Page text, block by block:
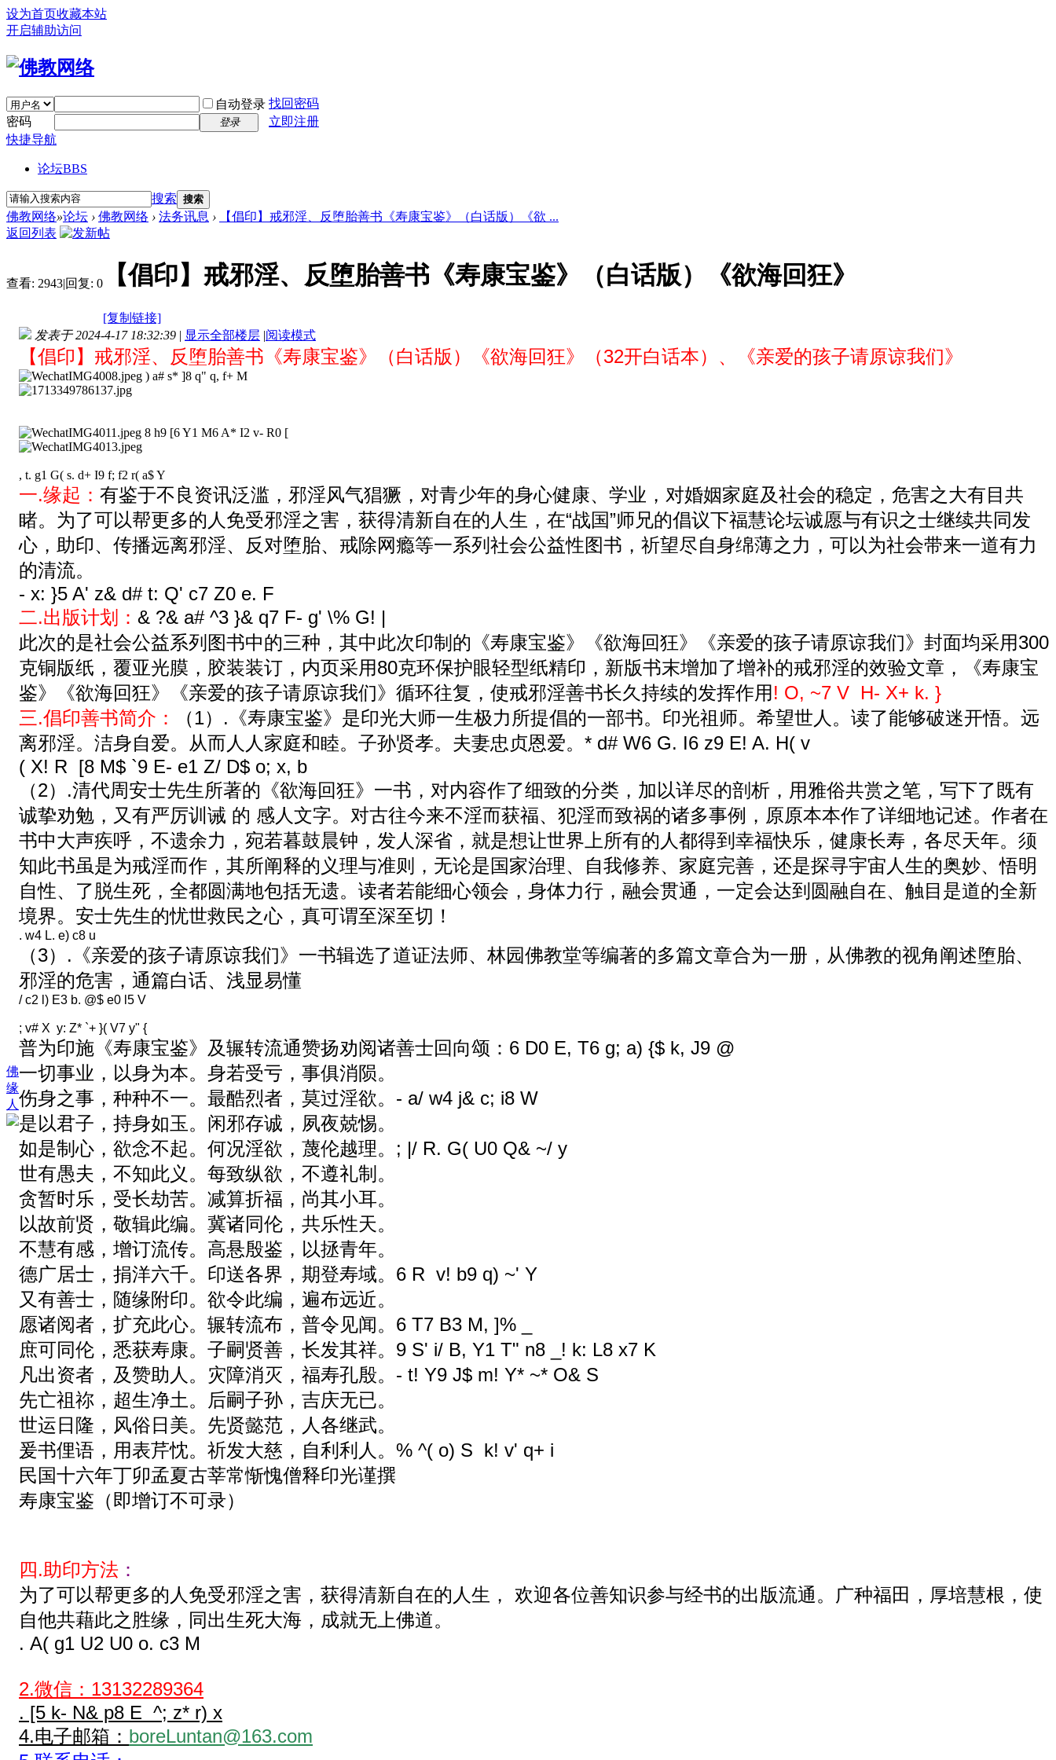
设为首页收藏本站
开启辅助访问
自动登录 找回密码
密码
登录
立即注册
快捷导航
论坛BBS
搜索 搜索
佛教网络»论坛 › 佛教网络 › 法务讯息 ›
【倡印】戒邪淫、反堕胎善书《寿康宝鉴》（白话版）《欲 ...
返回列表
查看: 2943|回复: 0 【倡印】戒邪淫、反堕胎善书《寿康宝鉴》（白话版）《欲海回狂》
[复制链接]
佛
缘
人
发表于 2024-4-17 18:32:39 | 显示全部楼层 |阅读模式
【倡印】戒邪淫、反堕胎善书《寿康宝鉴》（白话版）《欲海回狂》（32开白话本）、《亲爱的孩子请原谅我们》
) a# s* ]8 q" q, f+ M
8 h9 [6 Y1 M6 A* I2 v- R0 [
, t. g1 G( s. d+ I9 f; f2 r( a$ Y
一.缘起： 有鉴于不良资讯泛滥，邪淫风气猖獗，对青少年的身心健康、学业，对婚姻家庭及社会的稳定，危害之大有目共
睹。为了可以帮更多的人免受邪淫之害，获得清新自在的人生，在“战国”师兄的倡议下福慧论坛诚愿与有识之士继续共同发
心，助印、传播远离邪淫、反对堕胎、戒除网瘾等一系列社会公益性图书，祈望尽自身绵薄之力，可以为社会带来一道有力
的清流。
- x: }5 A' z& d# t: Q' c7 Z0 e. F
二.出版计划： & ?& a# ^3 }& q7 F- g' \% G! |
此次的是社会公益系列图书中的三种，其中此次印制的《寿康宝鉴》《欲海回狂》《亲爱的孩子请原谅我们》封面均采用300
克铜版纸，覆亚光膜，胶装装订，内页采用80克环保护眼轻型纸精印，新版书末增加了增补的戒邪淫的效验文章，《寿康宝
鉴》《欲海回狂》《亲爱的孩子请原谅我们》循环往复，使戒邪淫善书长久持续的发挥作用! O, ~7 V H- X+ k. }
三.倡印善书简介：
（1）.《寿康宝鉴》是印光大师一生极力所提倡的一部书。印光祖师。希望世人。读了能够破迷开悟。远
离邪淫。洁身自爱。从而人人家庭和睦。子孙贤孝。夫妻忠贞恩爱。 * d# W6 G. I6 z9 E! A. H( v
( X! R [8 M$ `9 E- e1 Z/ D$ o; x, b
（2）.清代周安士先生所著的《欲海回狂》一书，对内容作了细致的分类，加以详尽的剖析，用雅俗共赏之笔，写下了既有
诚挚劝勉，又有严厉训诫 的 感人文字。对古往今来不淫而获福、犯淫而致祸的诸多事例，原原本本作了详细地记述。作者在
书中大声疾呼，不遗余力，宛若暮鼓晨钟，发人深省，就是想让世界上所有的人都得到幸福快乐，健康长寿，各尽天年。须
知此书虽是为戒淫而作，其所阐释的义理与准则，无论是国家治理、自我修养、家庭完善，还是探寻宇宙人生的奥妙、悟明
自性、了脱生死，全都圆满地包括无遗。读者若能细心领会，身体力行，融会贯通，一定会达到圆融自在、触目是道的全新
境界。安士先生的忧世救民之心，真可谓至深至切！
. w4 L. e) c8 u
（3）.《亲爱的孩子请原谅我们》一书辑选了道证法师、林园佛教堂等编著的多篇文章合为一册，从佛教的视角阐述堕胎、
邪淫的危害，通篇白话、浅显易懂
/ c2 l) E3 b. @$ e0 l5 V
; v# X y: Z* `+ }( V7 y" {
普为印施《寿康宝鉴》及辗转流通赞扬劝阅诸善士回向颂： 6 D0 E, T6 g; a) {$ k, J9 @
一切事业，以身为本。身若受亏，事俱消陨。
伤身之事，种种不一。最酷烈者，莫过淫欲。 - a/ w4 j& c; i8 W
是以君子，持身如玉。闲邪存诚，夙夜兢惕。
如是制心，欲念不起。何况淫欲，蔑伦越理。 ; |/ R. G( U0 Q& ~/ y
世有愚夫，不知此义。每致纵欲，不遵礼制。
贪暂时乐，受长劫苦。减算折福，尚其小耳。
以故前贤，敬辑此编。冀诸同伦，共乐性天。
不慧有感，增订流传。高悬殷鉴，以拯青年。
德广居士，捐洋六千。印送各界，期登寿域。 6 R v! b9 q) ~' Y
又有善士，随缘附印。欲令此编，遍布远近。
愿诸阅者，扩充此心。辗转流布，普令见闻。 6 T7 B3 M, ]% _
庶可同伦，悉获寿康。子嗣贤善，长发其祥。 9 S' i/ B, Y1 T" n8 _! k: L8 x7 K
凡出资者，及赞助人。灾障消灭，福寿孔殷。 - t! Y9 J$ m! Y* ~* O& S
先亡祖祢，超生净土。后嗣子孙，吉庆无已。
世运日隆，风俗日美。先贤懿范，人各继武。
爰书俚语，用表芹忱。祈发大慈，自利利人。 % ^( o) S k! v' q+ i
民国十六年丁卯孟夏古莘常惭愧僧释印光谨撰
寿康宝鉴（即增订不可录）
四.助印方法 ：
为了可以帮更多的人免受邪淫之害，获得清新自在的人生， 欢迎各位善知识参与经书的出版流通。广种福田，厚培慧根，使
自他共藉此之胜缘，同出生死大海，成就无上佛道。
. A( g1 U2 U0 o. c3 M
2.微信：13132289364
. [5 k- N& p8 E ^; z* r) x
4.电子邮箱： boreLuntan@163.com